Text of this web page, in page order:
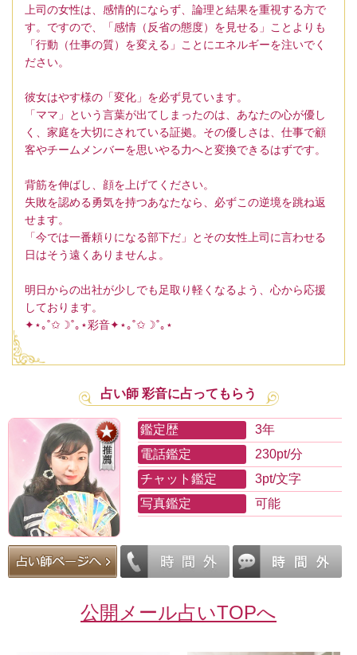
上司の女性は、感情的にならず、論理と結果を重視する方で
す。ですので、「感情（反省の態度）を見せる」ことよりも
「行動（仕事の質）を変える」ことにエネルギーを注いでく
ださい。
彼女はやす様の「変化」を必ず見ています。
「ママ」という言葉が出てしまったのは、あなたの心が優し
く、家庭を大切にされている証拠。その優しさは、仕事で顧
客やチームメンバーを思いやる力へと変換できるはずです。
背筋を伸ばし、顔を上げてください。
失敗を認める勇気を持つあなたなら、必ずこの逆境を跳ね返
せます。
「今では一番頼りになる部下だ」とその女性上司に言わせる
日はそう遠くありませんよ。
明日からの出社が少しでも足取り軽くなるよう、心から応援
しております。
✦⋆｡˚✩☽˚｡⋆彩音✦⋆｡˚✩☽˚｡⋆
占い師 彩音に占ってもらう
鑑定歴
3年
電話鑑定
230pt/分
チャット鑑定
3pt/文字
写真鑑定
可能
公開メール占いTOPへ